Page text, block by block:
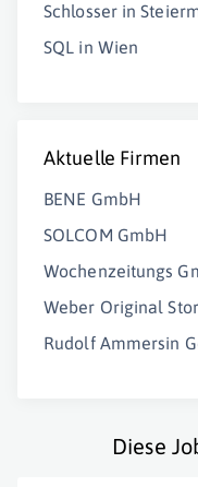
Schlosser in
SQL in Wien
Aktuelle Firmen
BENE GmbH
SOLCOM GmbH
Wochenzeitungs
Weber Original
Rudolf Ammersin
Diese